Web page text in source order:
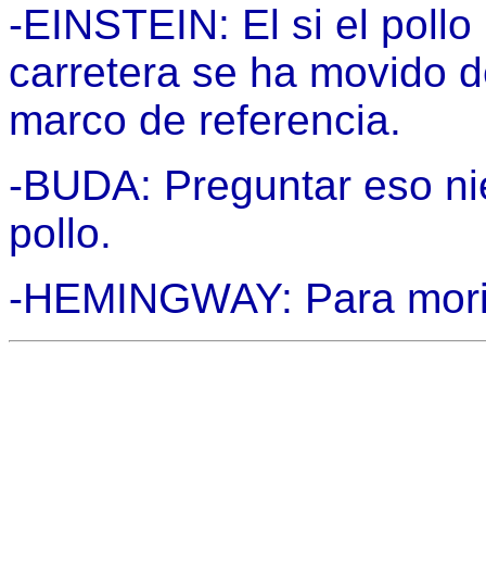
-EINSTEIN: El si el
carretera se ha movido
marco de referencia.
-BUDA: Preguntar eso
pollo.
-HEMINGWAY: Para